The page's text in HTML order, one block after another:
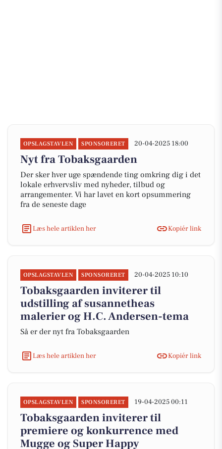
OPSLAGSTAVLEN SPONSORERET 20-04-2025 18:00
Nyt fra Tobaksgaarden
Der sker hver uge spændende ting omkring dig i det
lokale erhvervsliv med nyheder, tilbud og
arrangementer. Vi har lavet en kort opsummering
fra de seneste dage
Læs hele artiklen her Kopiér link
OPSLAGSTAVLEN SPONSORERET 20-04-2025 10:10
Tobaksgaarden inviterer til
udstilling af susannetheas
malerier og H.C. Andersen-tema
Så er der nyt fra Tobaksgaarden
Læs hele artiklen her Kopiér link
OPSLAGSTAVLEN SPONSORERET 19-04-2025 00:11
Tobaksgaarden inviterer til
premiere og konkurrence med
Mugge og Super Happy